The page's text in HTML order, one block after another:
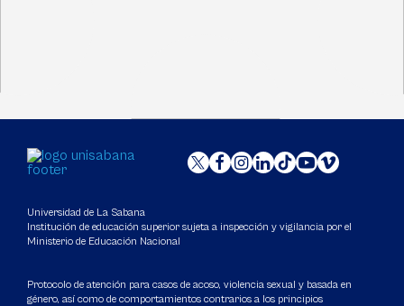
Universidad de La Sabana
Institución de educación superior sujeta a inspección y vigilancia por el
Ministerio de Educación Nacional
Protocolo de atención para casos de acoso, violencia sexual y basada en
género, así como de comportamientos contrarios a los principios